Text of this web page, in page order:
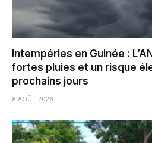
Intempéries en Guinée :
fortes pluies et un risque
prochains jours
8 AOÛT 2026